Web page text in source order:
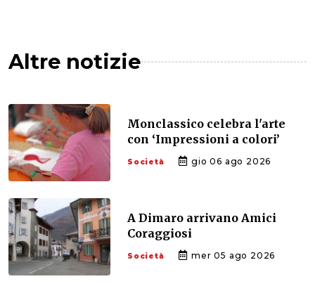
Altre notizie
Monclassico celebra l'arte
con ‘Impressioni a colori’
Società gio 06 ago 2026
A Dimaro arrivano Amici
Coraggiosi
Società mer 05 ago 2026